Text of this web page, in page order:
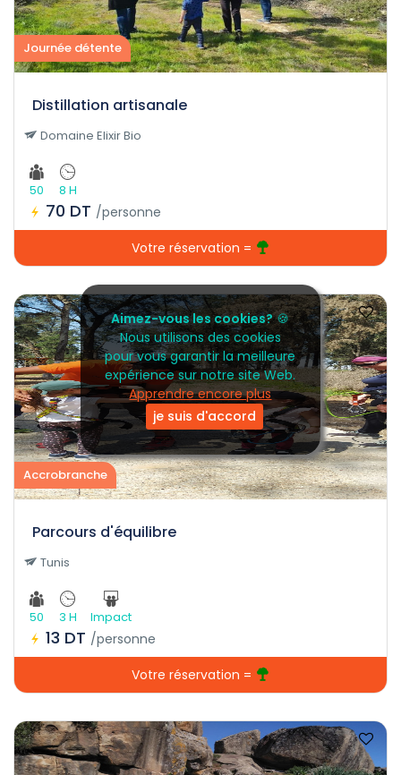
Aimez-vous les cookies?🍪
Nous utilisons des cookies
pour vous garantir la meilleure
expérience sur notre site Web.
Apprendre encore plus
je suis d'accord
Journée détente
Distillation artisanale
Domaine Elixir Bio
50 8 H
70 DT /personne
Votre réservation =
Accrobranche
Parcours d'équilibre
Tunis
50 3 H Impact
13 DT /personne
Votre réservation =